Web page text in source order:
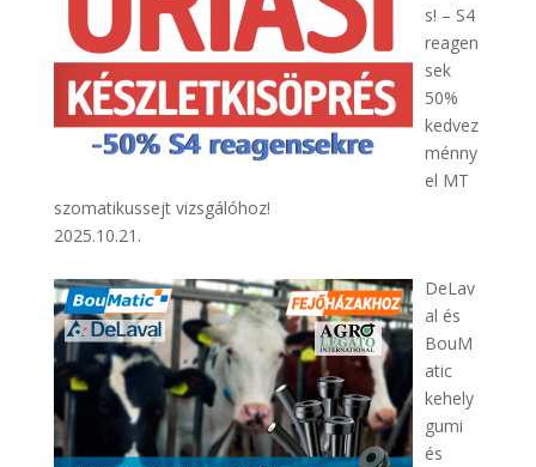
s! – S4
reagen
sek
50%
kedvez
ménny
el MT
szomatikussejt vizsgálóhoz!
2025.10.21.
DeLav
al és
BouM
atic
kehely
gumi
és